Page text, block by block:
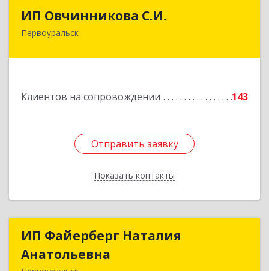
ИП Овчинникова С.И.
Первоуральск
Клиентов на сопровождении 143
Отправить заявку
Показать контакты
623119, Свердловская обл, Первоуральск г,
Отправить заявку
Назад
ИП Файерберг Наталия
Анатольевна
ИП Файерберг Наталия